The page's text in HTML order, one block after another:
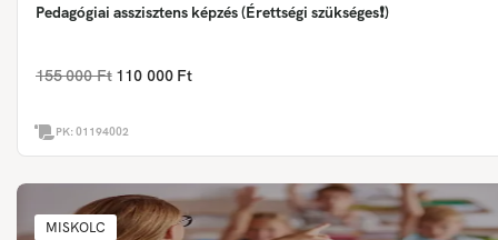
Pedagógiai asszisztens képzés (Érettségi szükséges❗)
155 000 Ft 110 000 Ft
PK:01194002
MISKOLC